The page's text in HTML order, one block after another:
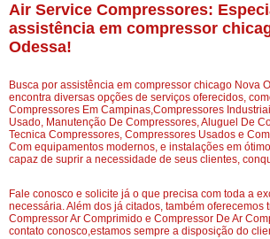
Air Service Compressores:
assistência em compressor
Odessa!
Busca por assistência em compressor chicago Nova
encontra diversas opções de serviços oferecidos,
Compressores Em Campinas,Compressores
Usado, Manutenção De Compressores, Aluguel De
Tecnica Compressores, Compressores Usados e
Com equipamentos modernos, e instalações em
capaz de suprir a necessidade de seus clientes,
Fale conosco e solicite já o que precisa com toda a
necessária. Além dos já citados, também oferecemos
Compressor Ar Comprimido e Compressor De Ar
contato conosco,estamos sempre a disposição do